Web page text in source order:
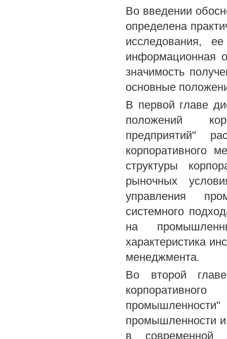
Во введении
определена
исследования,
информационная
значимость
основные
В первой главе
положений
предприятий"
корпоративного
структуры
рыночных
управления
системного
на
характеристика
менеджмента.
Во второй
промышленности
в современной